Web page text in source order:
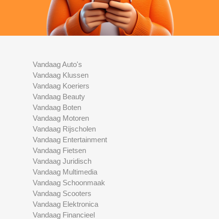
Vandaag Auto's
Vandaag Klussen
Vandaag Koeriers
Vandaag Beauty
Vandaag Boten
Vandaag Motoren
Vandaag Rijscholen
Vandaag Entertainment
Vandaag Fietsen
Vandaag Juridisch
Vandaag Multimedia
Vandaag Schoonmaak
Vandaag Scooters
Vandaag Elektronica
Vandaag Financieel